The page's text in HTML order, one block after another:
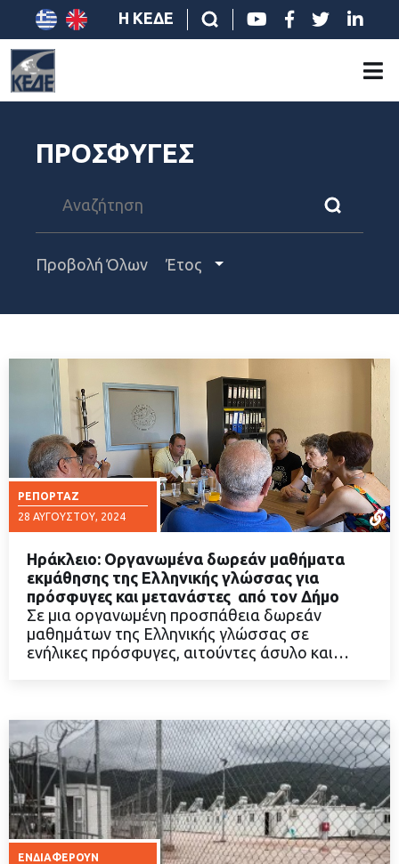
Η ΚΕΔΕ
ΠΡΟΣΦΥΓΕΣ
Προβολή Όλων Έτος
ΡΕΠΟΡΤΆΖ
28 ΑΥΓΟΎΣΤΟΥ, 2024
ΔΙΑΒΑΣΤΕ ΠΕΡΙΣΣΟΤΕΡΑ
Ηράκλειο: Οργανωμένα δωρεάν μαθήματα
εκμάθησης της Ελληνικής γλώσσας για
πρόσφυγες και μετανάστες από τον Δήμο
Σε μια οργανωμένη προσπάθεια δωρεάν
μαθημάτων της Ελληνικής γλώσσας σε
ενήλικες πρόσφυγες, αιτούντες άσυλο και…
ΕΝΔΙΑΦΈΡΟΥΝ